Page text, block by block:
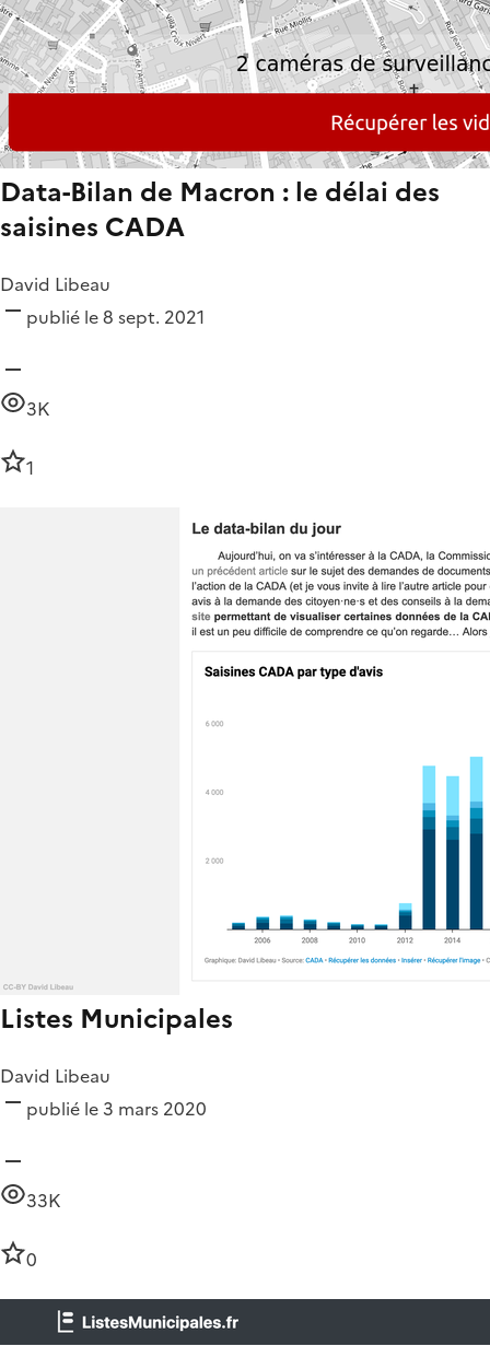
Data-Bilan de Macron : le délai des
saisines CADA
David Libeau
publié le 8 sept. 2021
3K
1
Listes Municipales
David Libeau
publié le 3 mars 2020
33K
0